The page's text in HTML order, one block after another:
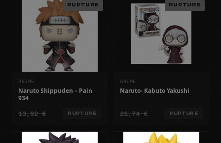
RUPTURE
ANIME
Naruto Shippuden – Pain
934
13,92 € RUPTURE
RUPTURE
ANIME
Naruto- Kabuto Yakushi
21,74 € RUPTURE